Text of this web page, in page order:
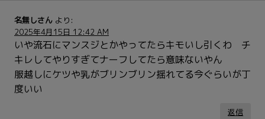
名無しさん より:
2025年4月15日 12:42 AM
いや流石にマンスジとかやってたらキモいし引くわ チ
キレしてやりすぎてナーフしてたら意味ないやん
服越しにケツや乳がブリンブリン揺れてる今ぐらいが丁
度いい
返信